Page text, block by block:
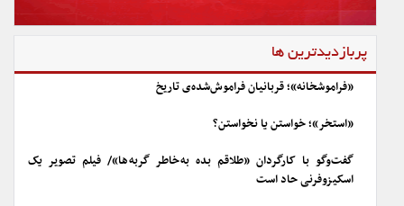
پربازدیدترین ها
«فراموشخانه»؛ قربانیان فراموش‌شده‌ی تاریخ
«استخر»؛ خواستن یا نخواستن؟
گفت‌وگو با کارگردان «طلاقم بده به خاطر گربه ها»/ فیلم تصویر یک
اسکیزوفرنی حاد است